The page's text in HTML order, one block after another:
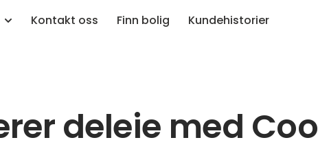
Kontakt oss Finn bolig Kundehistorier
deleie med Coo